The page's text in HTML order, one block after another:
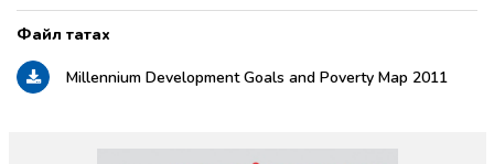
Millennium Development Goals and Poverty Map 2011